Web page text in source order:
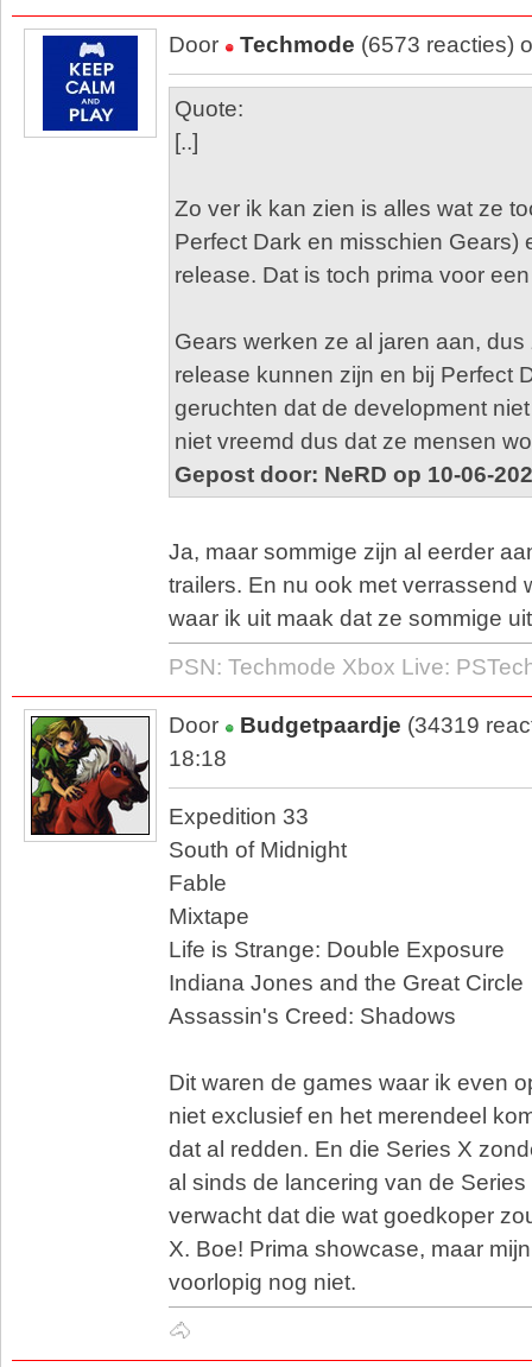
Door Techmode (6573 reacties)
Quote:
[..]
Zo ver ik kan zien is alles wat ze
Perfect Dark en misschien Gears)
release. Dat is toch prima voor
Gears werken ze al jaren aan,
release kunnen zijn en bij Perfect
geruchten dat de development
niet vreemd dus dat ze mensen
Gepost door: NeRD op 10-06-
Ja, maar sommige zijn al eerder
trailers. En nu ook met verrassend
waar ik uit maak dat ze sommige
PSN: Techmode Xbox Live:
Door Budgetpaardje (34319
18:18
Expedition 33
South of Midnight
Fable
Mixtape
Life is Strange: Double Exposure
Indiana Jones and the Great Circle
Assassin's Creed: Shadows
Dit waren de games waar ik even
niet exclusief en het merendeel
dat al redden. En die Series X
al sinds de lancering van de
verwacht dat die wat goedkoper
X. Boe! Prima showcase, maar
voorlopig nog niet.
🐴